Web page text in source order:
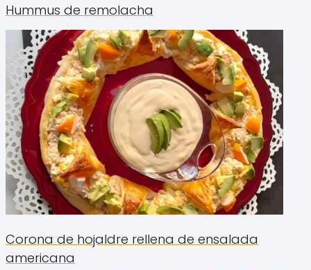
Hummus de remolacha
Corona de hojaldre rellena de ensalada
americana